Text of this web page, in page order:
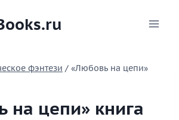
фэнтези / «Любовь на цепи»
на цепи» книга